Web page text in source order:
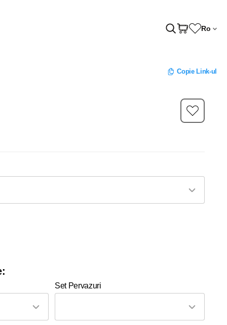
Ro
Copie Link-ul
Set Pervazuri